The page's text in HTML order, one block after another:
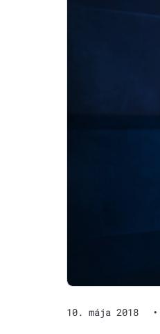
10. mája 2018 •